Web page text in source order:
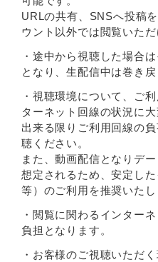
URLの共有、SNSへ投稿
ウント以外では閲覧いただ
・途中から視聴した場合
となり、生配信中は巻き
・視聴環境について、ご
ターネット回線の状況に大
出来る限りご利用回線の
聴ください。
また、動画配信となりデ
想定されるため、安定し
等）のご利用を推奨いたし
・閲覧に関わるインター
負担となります。
・お客様のご視聴いただ